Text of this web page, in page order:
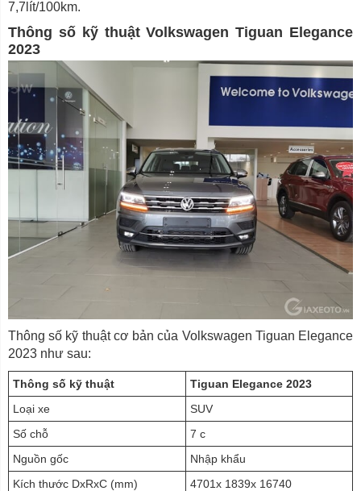
7,7lít/100km.
Thông số kỹ thuật Volkswagen Tiguan Elegance
2023
Thông số kỹ thuật cơ bản của Volkswagen Tiguan Elegance
2023 như sau:
Thông số kỹ thuật
Tiguan Elegance 2023
Loại xe
SUV
Số chỗ
7 c
Nguồn gốc
Nhập khẩu
Kích thước DxRxC (mm)
4701x 1839x 16740